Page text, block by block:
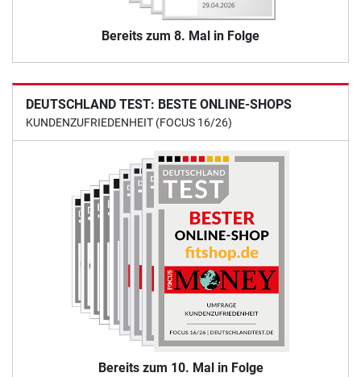
Bereits zum 8. Mal in Folge
DEUTSCHLAND TEST: BESTE ONLINE-SHOPS
KUNDENZUFRIEDENHEIT (FOCUS 16/26)
Bereits zum 10. Mal in Folge